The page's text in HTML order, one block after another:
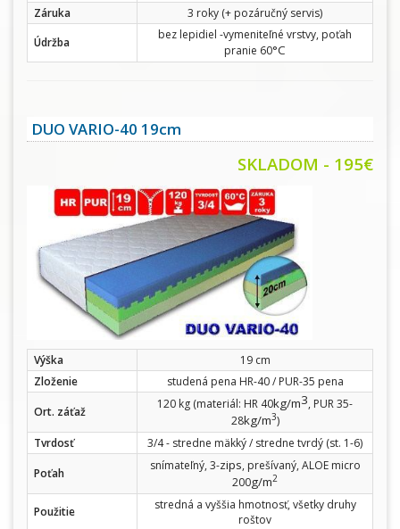
Záruka
3 roky (+ pozáručný servis)
Údržba
bez lepidiel -vymeniteľné vrstvy, poťah
pranie 60°C
DUO VARIO-40 19cm
SKLADOM - 195€
Výška
19 cm
Zloženie
studená pena HR-40 / PUR-35 pena
Ort. záťaž
120 kg (materiál: HR 40kg/m3, PUR 35-
28kg/m3)
Tvrdosť
3/4 - stredne mäkký / stredne tvrdý (st. 1-6)
Poťah
snímateľný, 3-zips, prešívaný, ALOE micro
200g/m2
Použitie
stredná a vyššia hmotnosť, všetky druhy
roštov